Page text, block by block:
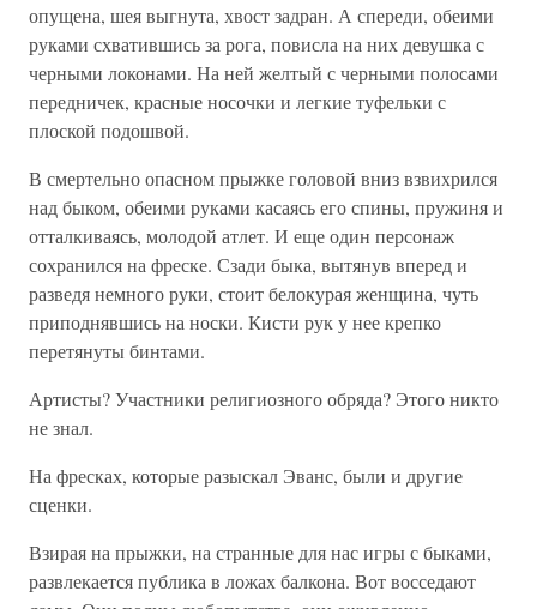
опущена, шея выгнута, хвост задран. А спереди, обеими
руками схватившись за рога, повисла на них девушка с
черными локонами. На ней желтый с черными полосами
передничек, красные носочки и легкие туфельки с
плоской подошвой.
В смертельно опасном прыжке головой вниз взвихрился
над быком, обеими руками касаясь его спины, пружиня и
отталкиваясь, молодой атлет. И еще один персонаж
сохранился на фреске. Сзади быка, вытянув вперед и
разведя немного руки, стоит белокурая женщина, чуть
приподнявшись на носки. Кисти рук у нее крепко
перетянуты бинтами.
Артисты? Участники религиозного обряда? Этого никто
не знал.
На фресках, которые разыскал Эванс, были и другие
сценки.
Взирая на прыжки, на странные для нас игры с быками,
развлекается публика в ложах балкона. Вот восседают